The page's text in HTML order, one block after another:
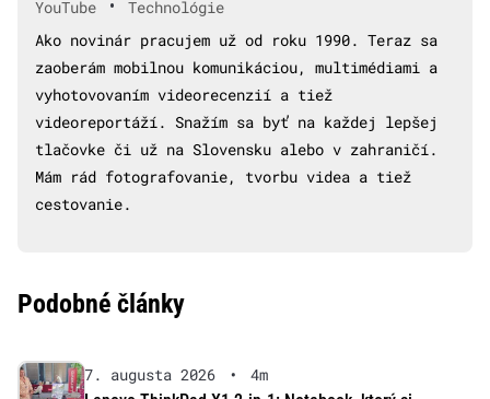
YouTube •
Technológie
Ako novinár pracujem už od roku 1990. Teraz sa
zaoberám mobilnou komunikáciou, multimédiami a
vyhotovovaním videorecenzií a tiež
videoreportáží. Snažím sa byť na každej lepšej
tlačovke či už na Slovensku alebo v zahraničí.
Mám rád fotografovanie, tvorbu videa a tiež
cestovanie.
Podobné články
7. augusta 2026 •
4m